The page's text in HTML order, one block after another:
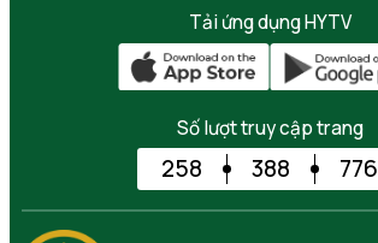
Tải ứng dụng HYTV
Số lượt truy cập trang
258 388 776